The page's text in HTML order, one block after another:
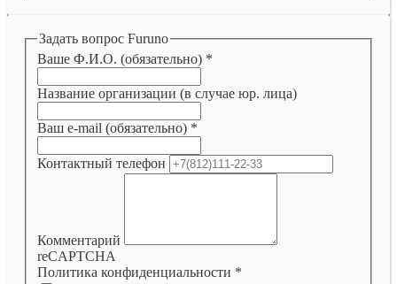
Задать вопрос Furuno
Ваше Ф.И.О. (обязательно) *
Название организации (в случае юр. лица)
Ваш e-mail (обязательно) *
Контактный телефон
Комментарий
reCAPTCHA
Политика конфиденциальности *